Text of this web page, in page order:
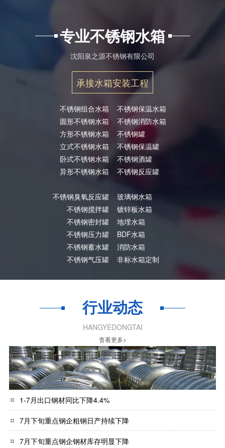
专业不锈钢水箱
沈阳泉之源不锈钢有限公司
承接水箱安装工程
不锈钢组合水箱
圆形不锈钢水箱
方形不锈钢水箱
立式不锈钢水箱
卧式不锈钢水箱
异形不锈钢水箱
不锈钢臭氧反应罐
不锈钢搅拌罐
不锈钢密封罐
不锈钢压力罐
不锈钢蓄水罐
不锈钢气压罐
不锈钢保温水箱
不锈钢消防水箱
不锈钢罐
不锈钢保温罐
不锈钢酒罐
不锈钢反应罐
玻璃钢水箱
镀锌板水箱
地埋水箱
BDF水箱
消防水箱
非标水箱定制
行业动态
HANGYEDONGTAI
杳看更多>
1-7月出口钢材同比下降4.4%
7月下旬重点钢企粗钢日产持续下降
7月下旬重点钢企钢材库存明显下降